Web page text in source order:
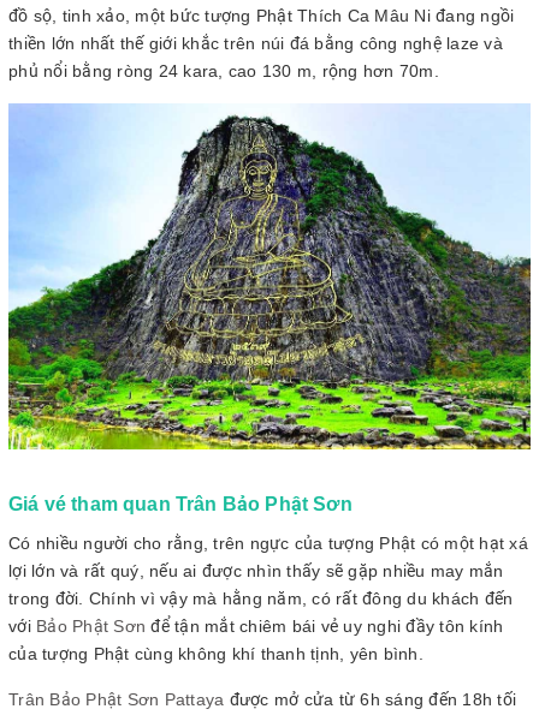
đồ sộ, tinh xảo, một bức tượng Phật Thích Ca Mâu Ni đang ngồi
thiền lớn nhất thế giới khắc trên núi đá bằng công nghệ laze và
phủ nổi bằng ròng 24 kara, cao 130 m, rộng hơn 70m.
Giá vé tham quan Trân Bảo Phật Sơn
Có nhiều người cho rằng, trên ngực của tượng Phật có một hạt xá
lợi lớn và rất quý, nếu ai được nhìn thấy sẽ gặp nhiều may mắn
trong đời. Chính vì vậy mà hằng năm, có rất đông du khách đến
với Bảo Phật Sơn để tận mắt chiêm bái vẻ uy nghi đầy tôn kính
của tượng Phật cùng không khí thanh tịnh, yên bình.
Trân Bảo Phật Sơn Pattaya được mở cửa từ 6h sáng đến 18h tối